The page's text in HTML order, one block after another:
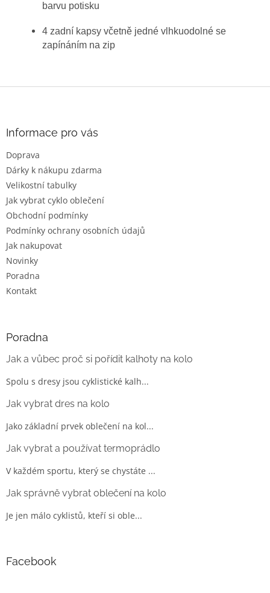
barvu potisku
4 zadní kapsy včetně jedné vlhkuodolné se
zapínáním na zip
Informace pro vás
Doprava
Dárky k nákupu zdarma
Velikostní tabulky
Jak vybrat cyklo oblečení
Obchodní podmínky
Podmínky ochrany osobních údajů
Jak nakupovat
Novinky
Poradna
Kontakt
Poradna
Jak a vůbec proč si pořídit kalhoty na kolo
Spolu s dresy jsou cyklistické kalh...
Jak vybrat dres na kolo
Jako základní prvek oblečení na kol...
Jak vybrat a používat termoprádlo
V každém sportu, který se chystáte ...
Jak správně vybrat oblečení na kolo
Je jen málo cyklistů, kteří si oble...
Facebook